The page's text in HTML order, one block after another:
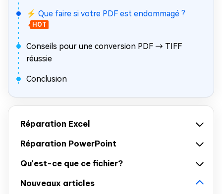
⚡ Que faire si votre PDF est endommagé ?
HOT
Conseils pour une conversion PDF → TIFF
réussie
Conclusion
Réparation Excel
Réparation PowerPoint
Qu'est-ce que ce fichier?
Nouveaux articles